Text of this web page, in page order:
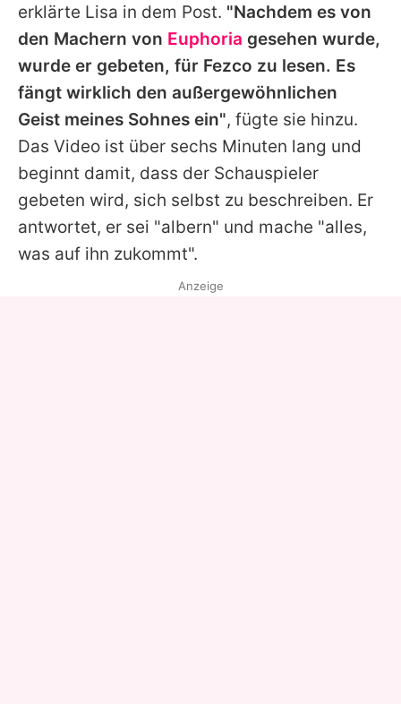
erklärte Lisa in dem Post. "Nachdem es von
den Machern von Euphoria gesehen wurde,
wurde er gebeten, für Fezco zu lesen. Es
fängt wirklich den außergewöhnlichen
Geist meines Sohnes ein", fügte sie hinzu.
Das Video ist über sechs Minuten lang und
beginnt damit, dass der Schauspieler
gebeten wird, sich selbst zu beschreiben. Er
antwortet, er sei "albern" und mache "alles,
was auf ihn zukommt".
Anzeige